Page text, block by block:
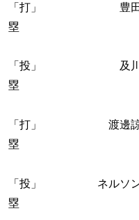
「打」 豊田 １
塁
「投」 及川 ０
塁
「打」 渡邊諒
塁
「投」 ネルソン
塁